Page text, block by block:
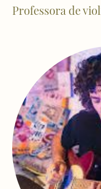
Professora de